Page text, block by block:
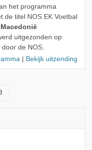
het programma
de titel NOS EK Voetbal
Macedonië
uitgezonden op
de NOS.
| Bekijk uitzending